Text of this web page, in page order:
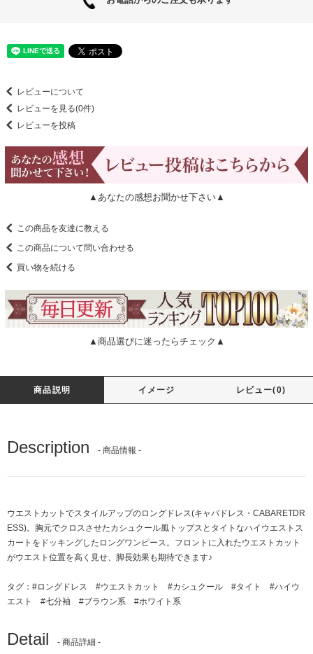
レビューについて
レビューを見る(0件)
レビューを投稿
▲あなたの感想お聞かせ下さい▲
この商品を友達に教える
この商品について問い合わせる
買い物を続ける
▲商品選びに迷ったらチェック▲
商品説明 イメージ レビュー(0)
Description - 商品情報 -
ウエストカットでスタイルアップのロングドレス(キャバドレス・CABARETDR
ESS)。胸元でクロスさせたカシュクール風トップスとタイトなハイウエストス
カートをドッキングしたロングワンピース。フロントに入れたウエストカット
がウエスト位置を高く見せ、脚長効果も期待できます♪
タグ： #ロングドレス #ウエストカット #カシュクール #タイト
#ハイウ
エスト
#七分袖 #ブラウン系 #ホワイト系
Detail - 商品詳細 -